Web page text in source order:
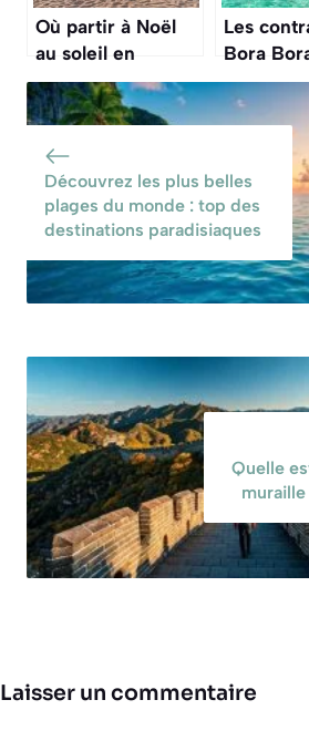
Où partir à Noël
au soleil en
Europe : les
meilleures
Les
Bora
vous
avant de
Découvrez les plus belles
plages du monde : top des
destinations paradisiaques
Quelle
Laisser un commentaire